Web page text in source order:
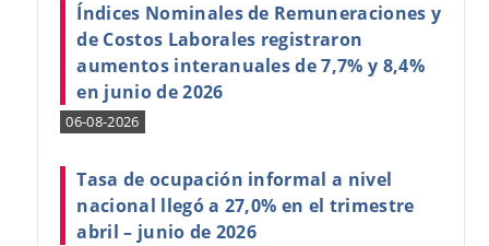
Índices Nominales de Remuneraciones y
de Costos Laborales registraron
aumentos interanuales de 7,7% y 8,4%
en junio de 2026
06-08-2026
Tasa de ocupación informal a nivel
nacional llegó a 27,0% en el trimestre
abril – junio de 2026